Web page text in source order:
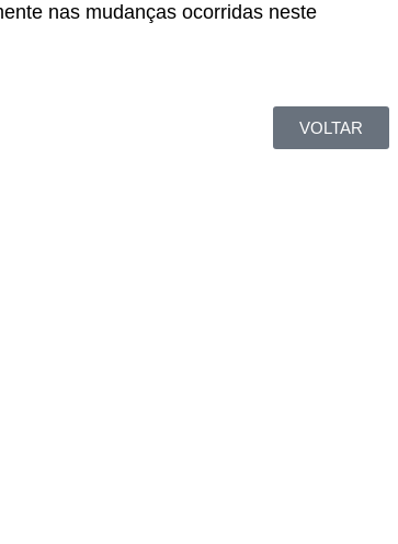
nas mudanças ocorridas neste
VOLTAR